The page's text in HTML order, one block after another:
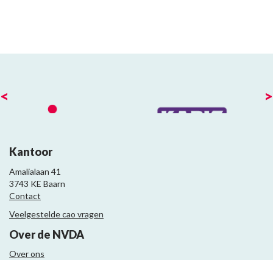
< >
Kantoor
Amalialaan 41
3743 KE Baarn
Contact
Veelgestelde cao vragen
Over de NVDA
Over ons